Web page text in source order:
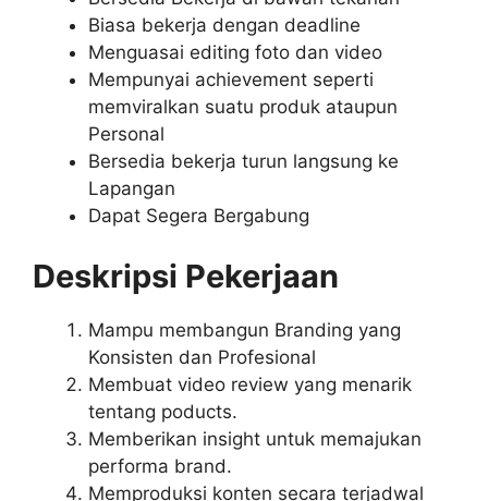
Biasa bekerja dengan deadline
Menguasai editing foto dan video
Mempunyai achievement seperti
memviralkan suatu produk ataupun
Personal
Bersedia bekerja turun langsung ke
Lapangan
Dapat Segera Bergabung
Deskripsi Pekerjaan
Mampu membangun Branding yang
Konsisten dan Profesional
Membuat video review yang menarik
tentang poducts.
Memberikan insight untuk memajukan
performa brand.
Memproduksi konten secara terjadwal